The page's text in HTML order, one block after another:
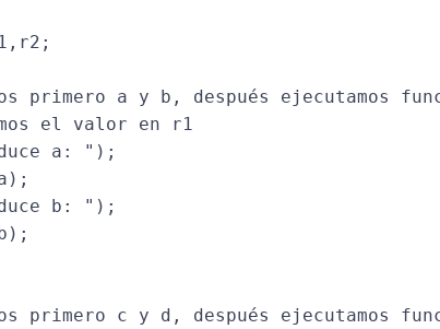
primero a y b, después ejecutamos
el valor en r1
a: ");
b: ");
primero c y d, después ejecutamos